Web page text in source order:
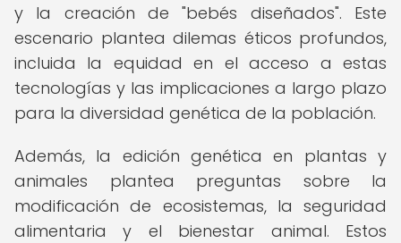
y la creación de "bebés diseñados". Este
escenario plantea dilemas éticos profundos,
incluida la equidad en el acceso a estas
tecnologías y las implicaciones a largo plazo
para la diversidad genética de la población.
Además, la edición genética en plantas y
animales plantea preguntas sobre la
modificación de ecosistemas, la seguridad
alimentaria y el bienestar animal. Estos